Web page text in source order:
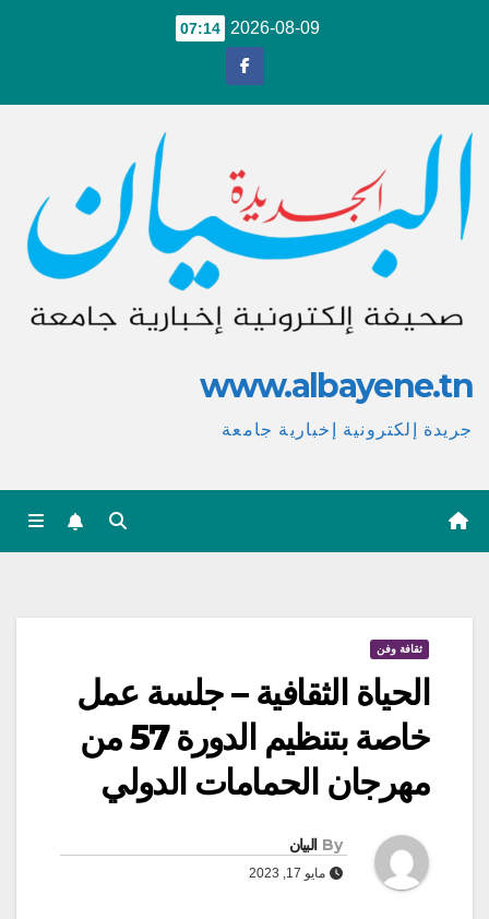
2026-08-09
07:14
www.albayene.tn
جريدة إلكترونية إخبارية جامعة
ثقافة وفن
الحياة الثقافية – جلسة عمل
خاصة بتنظيم الدورة 57 من
مهرجان الحمامات الدولي
By البيان
مايو 17, 2023